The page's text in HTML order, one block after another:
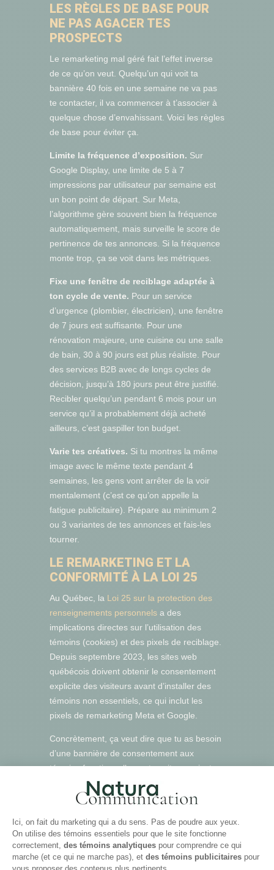
LES RÈGLES DE BASE POUR
NE PAS AGACER TES
PROSPECTS
Le remarketing mal géré fait l’effet inverse
de ce qu’on veut. Quelqu’un qui voit ta
bannière 40 fois en une semaine ne va pas
te contacter, il va commencer à t’associer à
quelque chose d’envahissant. Voici les règles
de base pour éviter ça.
Limite la fréquence d’exposition. Sur
Google Display, une limite de 5 à 7
impressions par utilisateur par semaine est
un bon point de départ. Sur Meta,
l’algorithme gère souvent bien la fréquence
automatiquement, mais surveille le score de
pertinence de tes annonces. Si la fréquence
monte trop, ça se voit dans les métriques.
Fixe une fenêtre de reciblage adaptée à
ton cycle de vente. Pour un service
d’urgence (plombier, électricien), une fenêtre
de 7 jours est suffisante. Pour une
rénovation majeure, une cuisine ou une salle
de bain, 30 à 90 jours est plus réaliste. Pour
des services B2B avec de longs cycles de
décision, jusqu’à 180 jours peut être justifié.
Recibler quelqu’un pendant 6 mois pour un
service qu’il a probablement déjà acheté
ailleurs, c’est gaspiller ton budget.
Varie tes créatives. Si tu montres la même
image avec le même texte pendant 4
semaines, les gens vont arrêter de la voir
mentalement (c’est ce qu’on appelle la
fatigue publicitaire). Prépare au minimum 2
ou 3 variantes de tes annonces et fais-les
tourner.
LE REMARKETING ET LA
CONFORMITÉ À LA LOI 25
Au Québec, la Loi 25 sur la protection des
renseignements personnelsa des
implications directes sur l’utilisation des
témoins (cookies) et des pixels de reciblage.
Depuis septembre 2023, les sites web
québécois doivent obtenir le consentement
explicite des visiteurs avant d’installer des
témoins non essentiels, ce qui inclut les
pixels de remarketing Meta et Google.
Concrètement, ça veut dire que tu as besoin
d’une bannière de consentement aux
témoins fonctionnelle sur ton site, pas juste
un bandeau informatif, mais un vrai
mécanisme qui permet au visiteur d’accepter
n’as pas ça en place, tu risques non
seulement des enjeux légaux, mais aussi de
collecter des données de remarketing de